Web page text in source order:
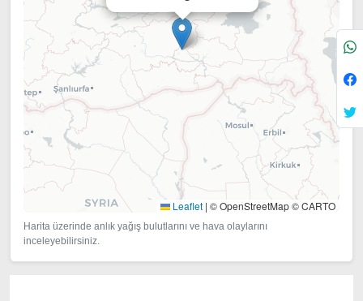
Leaflet | © OpenStreetMap © CARTO
Harita üzerinde anlık yağış bulutlarını ve hava olaylarını
inceleyebilirsiniz.